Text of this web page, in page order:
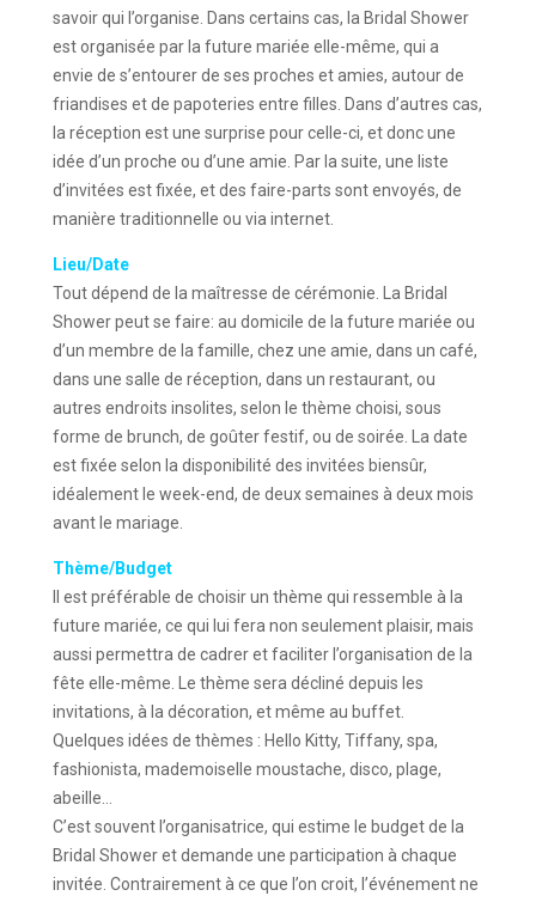
savoir qui l’organise. Dans certains cas, la Bridal Shower
est organisée par la future mariée elle-même, qui a
envie de s’entourer de ses proches et amies, autour de
friandises et de papoteries entre filles. Dans d’autres cas,
la réception est une surprise pour celle-ci, et donc une
idée d’un proche ou d’une amie. Par la suite, une liste
d’invitées est fixée, et des faire-parts sont envoyés, de
manière traditionnelle ou via internet.
Lieu/Date
Tout dépend de la maîtresse de cérémonie. La Bridal
Shower peut se faire: au domicile de la future mariée ou
d’un membre de la famille, chez une amie, dans un café,
dans une salle de réception, dans un restaurant, ou
autres endroits insolites, selon le thème choisi, sous
forme de brunch, de goûter festif, ou de soirée. La date
est fixée selon la disponibilité des invitées biensûr,
idéalement le week-end, de deux semaines à deux mois
avant le mariage.
Thème/Budget
Il est préférable de choisir un thème qui ressemble à la
future mariée, ce qui lui fera non seulement plaisir, mais
aussi permettra de cadrer et faciliter l’organisation de la
fête elle-même. Le thème sera décliné depuis les
invitations, à la décoration, et même au buffet.
Quelques idées de thèmes : Hello Kitty, Tiffany, spa,
fashionista, mademoiselle moustache, disco, plage,
abeille…
C’est souvent l’organisatrice, qui estime le budget de la
Bridal Shower et demande une participation à chaque
invitée. Contrairement à ce que l’on croit, l’événement ne